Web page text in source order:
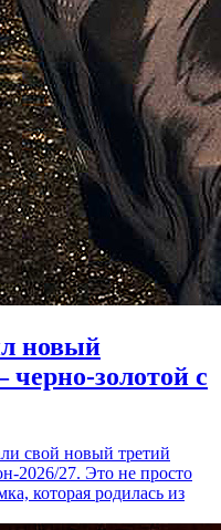
новый
золотой с
свой новый третий
2026/27. Это не просто
которая родилась из